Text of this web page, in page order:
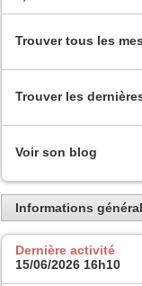
Trouver tous les
Trouver les
Voir son blog
Informations
Dernière activité
15/06/2026 16h10